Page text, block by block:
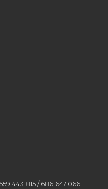
443 815 / 686 647 066